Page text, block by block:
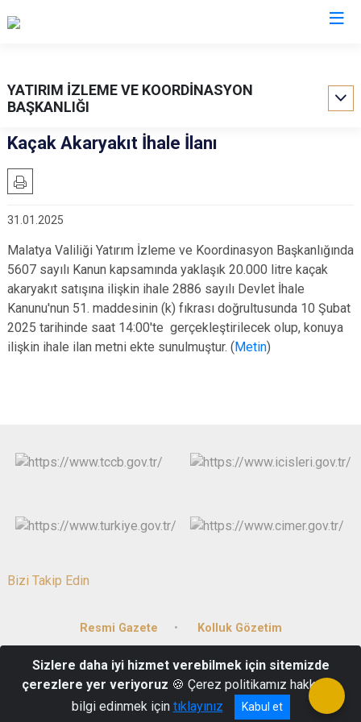
YATIRIM İZLEME VE KOORDİNASYON
BAŞKANLIĞI
Kaçak Akaryakıt İhale İlanı
31.01.2025
Malatya Valiliği Yatırım İzleme ve Koordinasyon Başkanlığında
5607 sayılı Kanun kapsamında yaklaşık 20.000 litre kaçak
akaryakıt satışına ilişkin ihale 2886 sayılı Devlet İhale
Kanunu'nun 51. maddesinin (k) fıkrası doğrultusunda 10 Şubat
2025 tarihinde saat 14:00'te gerçekleştirilecek olup, konuya
ilişkin ihale ilan metni ekte sunulmuştur. (Metin)
Bizi Takip Edin
Resmi Gazete Kolluk Gözetim
15 Mayıs Mah. Gazi Mustafa Kemal Bulvarı No:81/1 20059 DENİZLİ
0258 265 61 00
Sizlere daha iyi hizmet verebilmek için sitemizde
çerezlere yer veriyoruz 🍪 Çerez politikamız hakkında
bilgi edinmek için tıklayınız Kabul et